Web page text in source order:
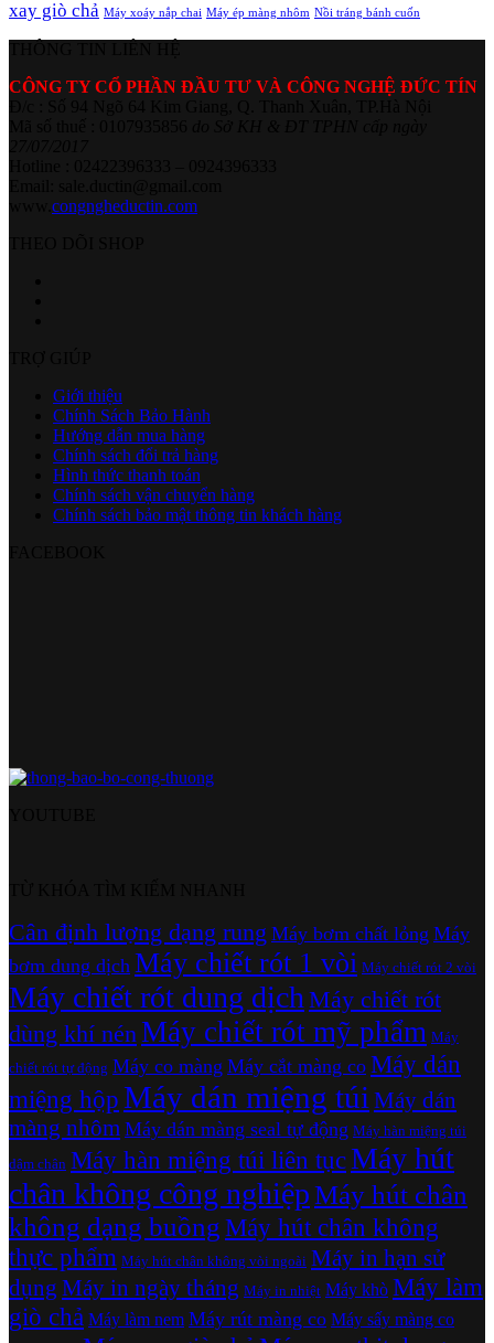
xay giò chả Máy xoáy nắp chai Máy ép màng nhôm Nồi tráng bánh cuốn
CÔNG TY CỔ PHẦN ĐẦU TƯ VÀ CÔNG NGHỆ ĐỨC TÍN
congngheductin.com
Giới thiệu
Chính Sách Bảo Hành
Hướng dẫn mua hàng
Chính sách đổi trả hàng
Hình thức thanh toán
Chính sách vận chuyển hàng
Chính sách bảo mật thông tin khách hàng
Cân định lượng dạng rung Máy bơm chất lỏng Máy
bơm dung dịch Máy chiết rót 1 vòi Máy chiết rót 2 vòi
Máy chiết rót dung dịchMáy chiết rót
dùng khí nénMáy chiết rót mỹ phẩm Máy
chiết rót tự động Máy co màng Máy cắt màng co Máy dán
miệng hộpMáy dán miệng túi Máy dán
màng nhôm Máy dán màng seal tự động Máy hàn miệng túi
dậm chân Máy hàn miệng túi liên tụcMáy hút
chân không công nghiệpMáy hút chân
không dạng buồngMáy hút chân không
thực phẩm Máy hút chân không vòi ngoài Máy in hạn sử
dụng Máy in ngày tháng Máy in nhiệt Máy khò Máy làm
giò chả Máy làm nem Máy rút màng co Máy sấy màng co